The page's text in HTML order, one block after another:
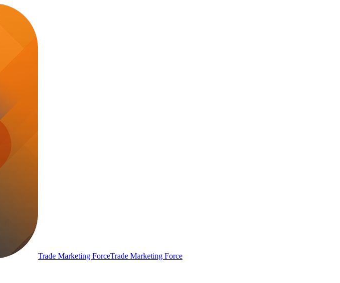
Trade Marketing ForceTrade Marketing Force